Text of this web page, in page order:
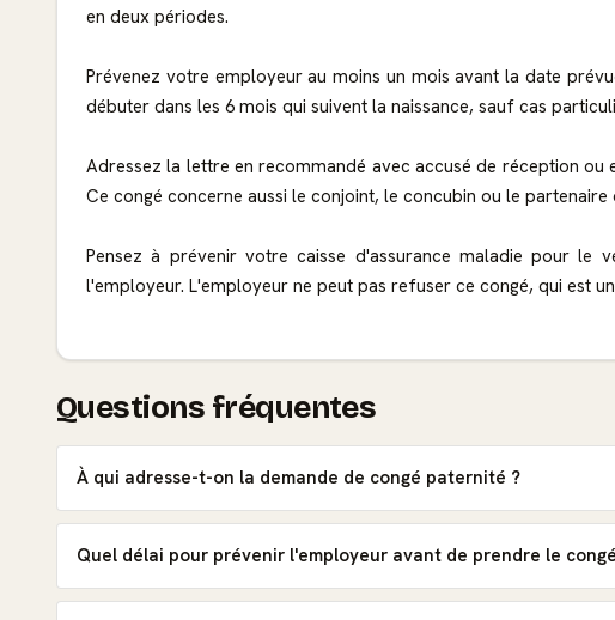
en deux périodes.
Prévenez votre employeur au moins un mois avant la date
débuter dans les 6 mois qui suivent la naissance, sauf cas
Adressez la lettre en recommandé avec accusé de réception
Ce congé concerne aussi le conjoint, le concubin ou le partenaire
Pensez à prévenir votre caisse d'assurance maladie pour le
l'employeur. L'employeur ne peut pas refuser ce congé, qui est
Questions fréquentes
À qui adresse-t-on la demande de congé paternité ?
Quel délai pour prévenir l'employeur avant de prendre le